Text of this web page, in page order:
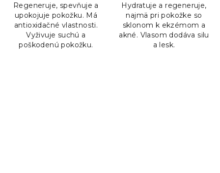
z
5
hviezdičiek.
Regeneruje, spevňuje a
upokojuje pokožku. Má
antioxidačné vlastnosti.
Vyživuje suchú a
poškodenú pokožku.
z
5
hviezdičiek.
Hydratuje a regeneruje,
najmä pri pokožke so
sklonom k ekzémom a
akné. Vlasom dodáva silu
a lesk.